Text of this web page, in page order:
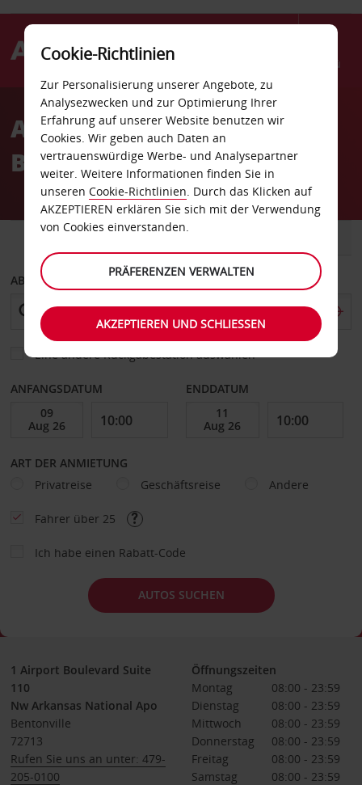
Menü
AvisAutovermietung
Bentonville Flughafen
ABHOLEN VON
Eine andere Rückgabestation auswählen
ANFANGSDATUM ENDDATUM
ART DER ANMIETUNG
Privatreise
Geschäftsreise Andere
Fahrer über 25
Ich habe einen Rabatt-Code
AUTOS SUCHEN
1 Airport Boulevard Suite
110
Nw Arkansas National Apo
Bentonville
72713
Rufen Sie uns an unter: 479-
205-0100
Öffnungszeiten
Montag
08:00 - 23:59
Dienstag
08:00 - 23:59
Mittwoch
08:00 - 23:59
Donnerstag
08:00 - 23:59
Freitag
08:00 - 23:59
Samstag
08:00 - 23:59
Cookie-Richtlinien
Zur Personalisierung unserer Angebote, zu
Analysezwecken und zur Optimierung Ihrer
Erfahrung auf unserer Website benutzen wir
Cookies. Wir geben auch Daten an
vertrauenswürdige Werbe- und Analysepartner
weiter. Weitere Informationen finden Sie in
unseren Cookie-Richtlinien. Durch das Klicken auf
AKZEPTIEREN erklären Sie sich mit der Verwendung
von Cookies einverstanden.
PRÄFERENZEN VERWALTEN
AKZEPTIEREN UND SCHLIESSEN